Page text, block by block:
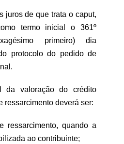
juros de que trata o caput,
termo inicial o 361º
primeiro) dia
protocolo do pedido de
da valoração do crédito
ressarcimento deverá ser:
ressarcimento, quando a
ao contribuinte;